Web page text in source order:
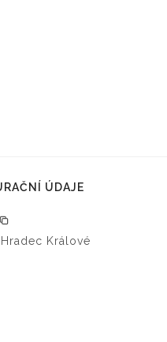
ÚDAJE
Králové